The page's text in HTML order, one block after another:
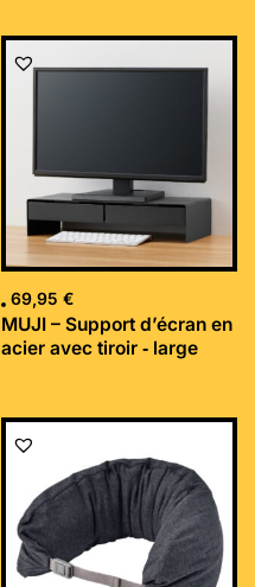
69,95 €
MUJI – Support d’écran en
acier avec tiroir ‐ large